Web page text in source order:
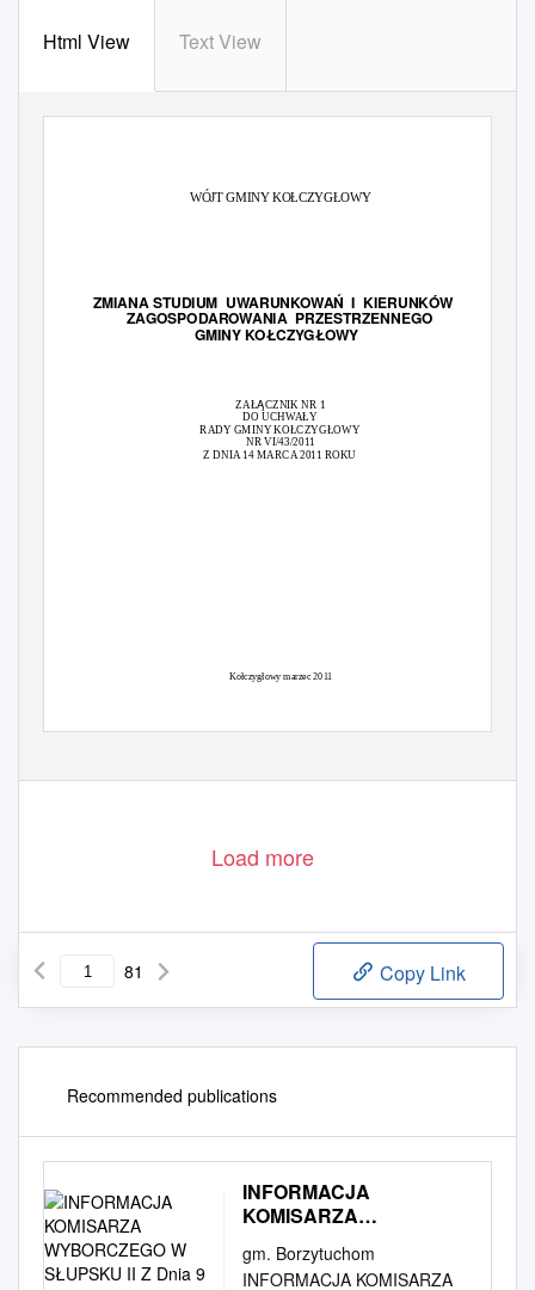
Html View Text View
WÓJT GMINY KOŁCZYGŁOWY
ZMIANA STUDIUM UWARUNKOWAŃI KIERUNKÓW
ZAGOSPODAROWANIA PRZESTRZENNEGO
GMINY KOŁCZYGŁOWY
ZAŁĄCZNIK NR 1
DO UCHWAŁY
RADY GMINY KOŁCZYGŁOWY
NR VI/43/2011
Z DNIA 14 MARCA 2011 ROKU
Kołczygłowy marzec 2011
Load more
81 Copy Link
Recommended publications
INFORMACJA
KOMISARZA
SŁUPSKU II Z Dnia 9
gm. Borzytuchom
INFORMACJA KOMISARZA